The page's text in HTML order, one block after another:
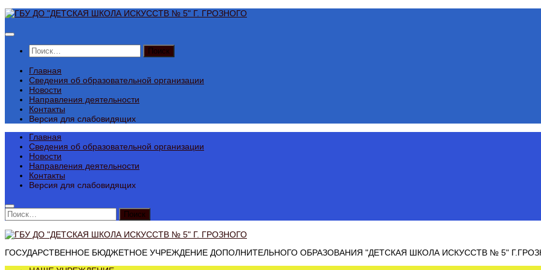
Перейти
содержимому
Найти:
Главная
Сведения об образовательной организации
Новости
Направления деятельности
Контакты
Версия для слабовидящих
Главная
Сведения об образовательной организации
Новости
Направления деятельности
Контакты
Версия для слабовидящих
Найти:
ГОСУДАРСТВЕННОЕ БЮДЖЕТНОЕ УЧРЕЖДЕНИЕ ДОПОЛНИТЕЛЬНОГО ОБРАЗОВАНИЯ "ДЕТСКАЯ ШКОЛА ИСКУССТВ № 5"